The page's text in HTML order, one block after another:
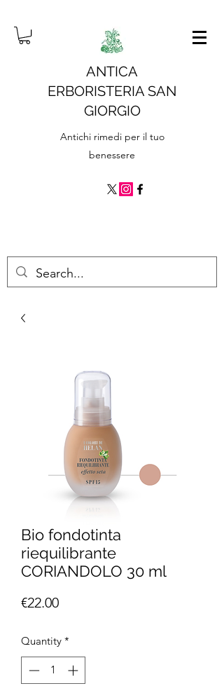
ANTICA
ERBORISTERIA SAN
GIORGIO
Antichi rimedi per il tuo
benessere
Bio fondotinta
riequilibrante
CORIANDOLO 30 ml
€22.00Price
Quantity *